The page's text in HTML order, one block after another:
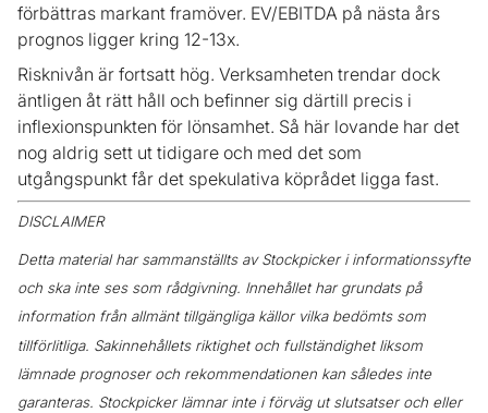
förbättras markant framöver. EV/EBITDA på nästa års
prognos ligger kring 12-13x.
Risknivån är fortsatt hög. Verksamheten trendar dock
äntligen åt rätt håll och befinner sig därtill precis i
inflexionspunkten för lönsamhet. Så här lovande har det
nog aldrig sett ut tidigare och med det som
utgångspunkt får det spekulativa köprådet ligga fast.
DISCLAIMER
Detta material har sammanställts av Stockpicker i informationssyfte
och ska inte ses som rådgivning. Innehållet har grundats på
information från allmänt tillgängliga källor vilka bedömts som
tillförlitliga. Sakinnehållets riktighet och fullständighet liksom
lämnade prognoser och rekommendationen kan således inte
garanteras. Stockpicker lämnar inte i förväg ut slutsatser och eller